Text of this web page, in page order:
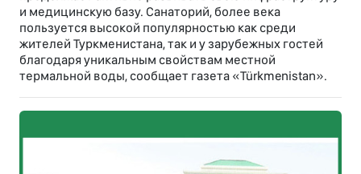
и медицинскую базу. Санаторий, более века
пользуется высокой популярностью как среди
жителей Туркменистана, так и у зарубежных гостей
благодаря уникальным свойствам местной
термальной воды, сообщает газета «Türkmenistan».